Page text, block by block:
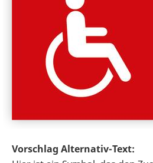
Vorschlag Alternativ-Text: